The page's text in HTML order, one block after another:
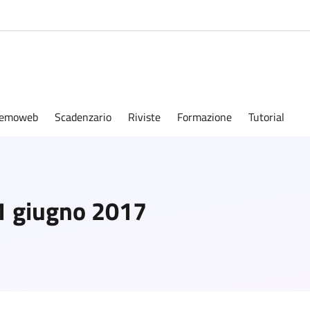
Scadenzario Riviste Formazione Tutorial
giugno 2017